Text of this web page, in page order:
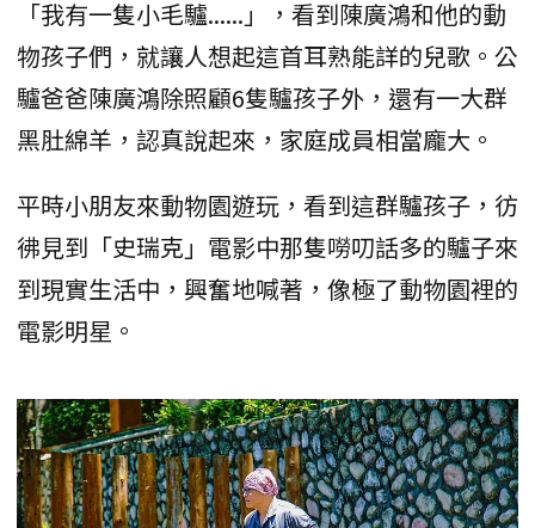
「我有一隻小毛驢......」，看到陳廣鴻和他的動
物孩子們，就讓人想起這首耳熟能詳的兒歌。公
驢爸爸陳廣鴻除照顧6隻驢孩子外，還有一大群
黑肚綿羊，認真說起來，家庭成員相當龐大。
平時小朋友來動物園遊玩，看到這群驢孩子，彷
彿見到「史瑞克」電影中那隻嘮叨話多的驢子來
到現實生活中，興奮地喊著，像極了動物園裡的
電影明星。